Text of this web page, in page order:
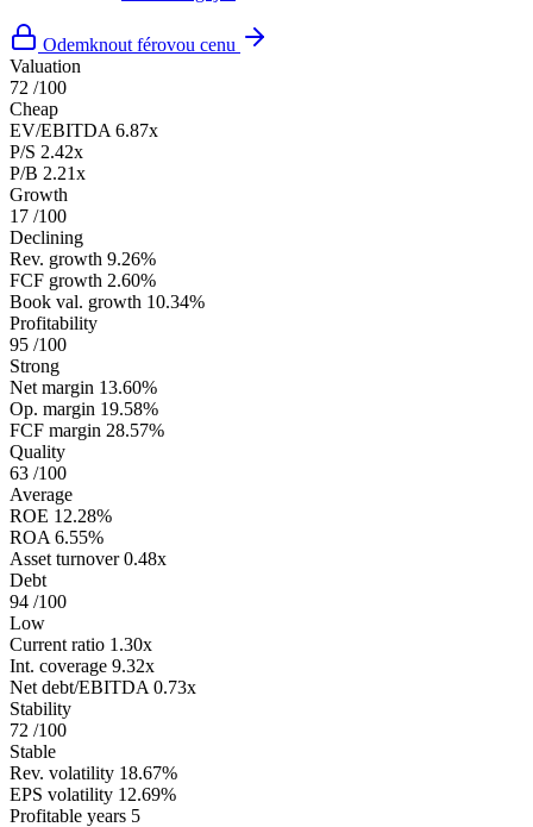
Odemknout férovou cenu
Valuation
72 /100
Cheap
EV/EBITDA 6.87x
P/S 2.42x
P/B 2.21x
Growth
17 /100
Declining
Rev. growth 9.26%
FCF growth 2.60%
Book val. growth 10.34%
Profitability
95 /100
Strong
Net margin 13.60%
Op. margin 19.58%
FCF margin 28.57%
Quality
63 /100
Average
ROE 12.28%
ROA 6.55%
Asset turnover 0.48x
Debt
94 /100
Low
Current ratio 1.30x
Int. coverage 9.32x
Net debt/EBITDA 0.73x
Stability
72 /100
Stable
Rev. volatility 18.67%
EPS volatility 12.69%
Profitable years 5